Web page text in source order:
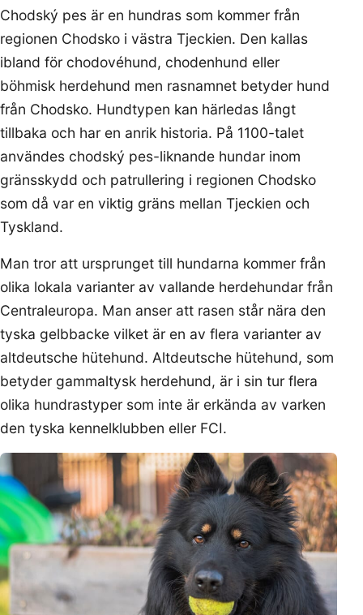
Chodský pes är en hundras som kommer från
regionen Chodsko i västra Tjeckien. Den kallas
ibland för chodovéhund, chodenhund eller
böhmisk herdehund men rasnamnet betyder hund
från Chodsko. Hundtypen kan härledas långt
tillbaka och har en anrik historia. På 1100-talet
användes chodský pes-liknande hundar inom
gränsskydd och patrullering i regionen Chodsko
som då var en viktig gräns mellan Tjeckien och
Tyskland.
Man tror att ursprunget till hundarna kommer från
olika lokala varianter av vallande herdehundar från
Centraleuropa. Man anser att rasen står nära den
tyska gelbbacke vilket är en av flera varianter av
altdeutsche hütehund. Altdeutsche hütehund, som
betyder gammaltysk herdehund, är i sin tur flera
olika hundrastyper som inte är erkända av varken
den tyska kennelklubben eller FCI.